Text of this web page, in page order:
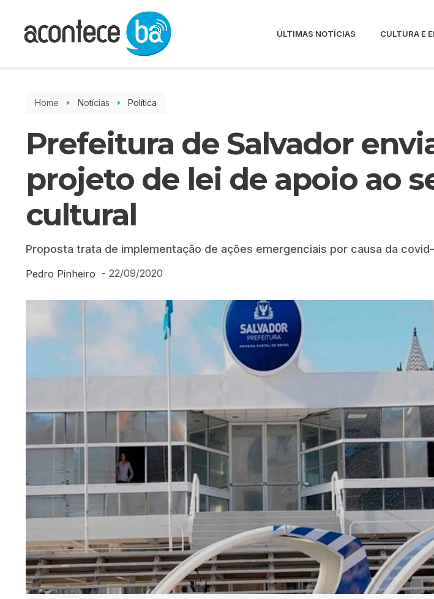
ÚLTIMAS NOTÍCIAS CULTURA E
Home Notícias Política
Prefeitura de Salvador
projeto de lei de apoio ao
cultural
Proposta trata de implementação de ações emergenciais por causa da
Pedro Pinheiro - 22/09/2020